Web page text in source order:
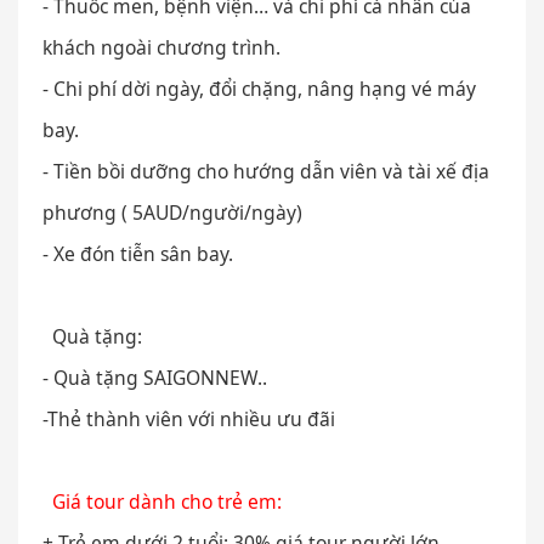
- Thuốc men, bệnh viện… và chi phí cá nhân của
khách ngoài chương trình.
- Chi phí dời ngày, đổi chặng, nâng hạng vé máy
bay.
- Tiền bồi dưỡng cho hướng dẫn viên và tài xế địa
phương ( 5AUD/người/ngày)
- Xe đón tiễn sân bay.
Quà tặng:
- Quà tặng SAIGONNEW..
-Thẻ thành viên với nhiều ưu đãi
Giá tour dành cho trẻ em: